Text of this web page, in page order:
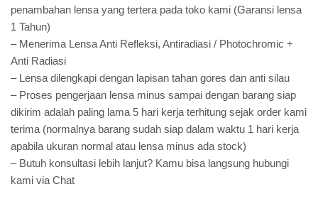
penambahan lensa yang tertera pada toko kami (Garansi lensa
1 Tahun)
– Menerima Lensa Anti Refleksi, Antiradiasi / Photochromic +
Anti Radiasi
– Lensa dilengkapi dengan lapisan tahan gores dan anti silau
– Proses pengerjaan lensa minus sampai dengan barang siap
dikirim adalah paling lama 5 hari kerja terhitung sejak order kami
terima (normalnya barang sudah siap dalam waktu 1 hari kerja
apabila ukuran normal atau lensa minus ada stock)
– Butuh konsultasi lebih lanjut? Kamu bisa langsung hubungi
kami via Chat